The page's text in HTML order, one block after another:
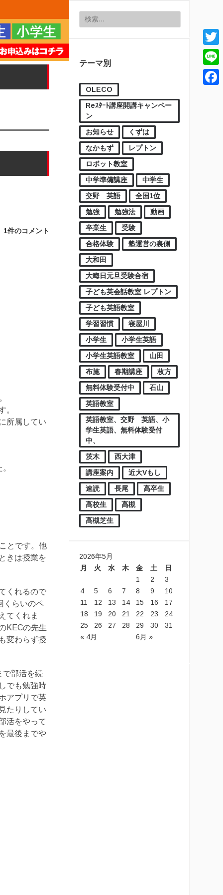
検索:
テーマ別
OLECO
Reｽﾀｰﾄ講座開講キャンペー
ン
お知らせ
くずは
なかもず
レプトン
ロボット教室
中学準備講座
中学生
交野 英語
全国1位
勉強
勉強法
動画
卒業生
受験
合格体験
塾運営の裏側
大和田
大晦日元旦受験合宿
子ども英会話教室 レプトン
子ども英語教室
学習習慣
寝屋川
小学生
小学生英語
小学生英語教室
山田
布施
春期講座
枚方
無料体験受付中
石山
英語教室
英語教室、交野 英語、小
学生英語、無料体験受付
中、
茨木
西大津
講座案内
近大Vもし
速読
長尾
高卒生
高校生
高槻
高槻芝生
2026年5月
月
火 水 木 金 土 日
« 4月 6月 »
1 2
3
4
5 6 7 8 9
10
11
12 13 14 15 16
17
18
19 20 21 22 23
24
25
26 27 28 29 30 31
1件のコメント
。
所属してい
とです。他
きは授業を
くれるので
くらいのペ
てくれま
KECの先生
変わらず授
で部活を続
でも勉強時
アプリで英
たりしてい
活をやって
最後までや
Line